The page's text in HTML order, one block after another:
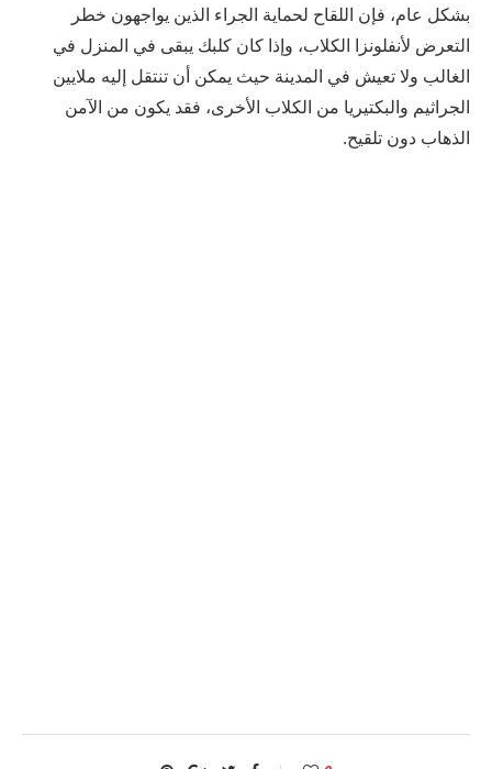
بشكل عام، فإن اللقاح لحماية الجراء الذين يواجهون خطر
التعرض لأنفلونزا الكلاب، وإذا كان كلبك يبقى في المنزل في
الغالب ولا تعيش في المدينة حيث يمكن أن تنتقل إليه ملايين
الجراثيم والبكتيريا من الكلاب الأخرى، فقد يكون من الآمن
الذهاب دون تلقيح.